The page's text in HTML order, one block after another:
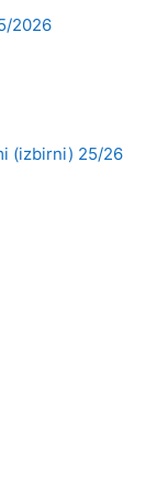
2026
(izbirni) 25/26